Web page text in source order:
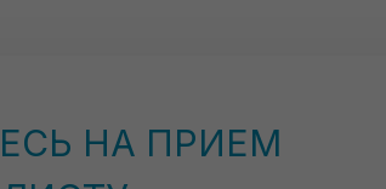
НА ПРИЕМ